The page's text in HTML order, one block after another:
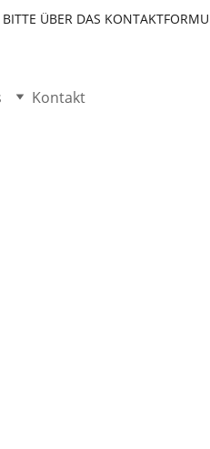
ÜBER DAS
Kontakt